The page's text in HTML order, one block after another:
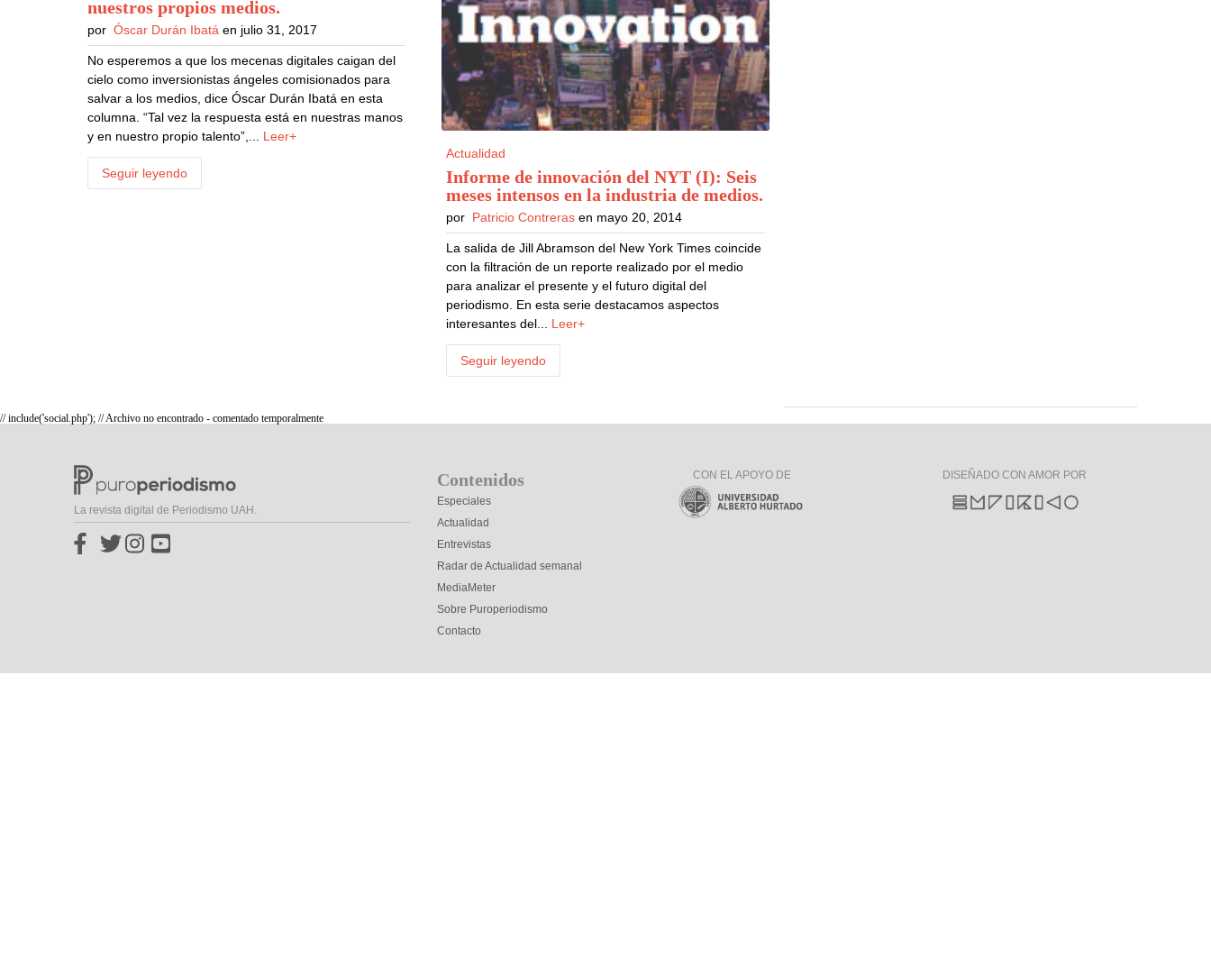
nuestros propios medios.
porÓscar Durán Ibatá en julio 31, 2017
No esperemos a que los mecenas digitales caigan del
cielo como inversionistas ángeles comisionados para
salvar a los medios, dice Óscar Durán Ibatá en esta
columna. “Tal vez la respuesta está en nuestras manos
y en nuestro propio talento”,... Leer+
Seguir leyendo
Actualidad
Informe de innovación del NYT (I): Seis
meses intensos en la industria de medios.
por Patricio Contreras en mayo 20, 2014
La salida de Jill Abramson del New York Times coincide
con la filtración de un reporte realizado por el medio
para analizar el presente y el futuro digital del
periodismo. En esta serie destacamos aspectos
interesantes del... Leer+
Seguir leyendo
// include('social.php'); // Archivo no encontrado - comentado temporalmente
La revista digital de Periodismo UAH.
Contenidos
Especiales
Actualidad
Entrevistas
Radar de Actualidad semanal
MediaMeter
Sobre Puroperiodismo
Contacto
CON EL APOYO DE DISEÑADO CON AMOR POR